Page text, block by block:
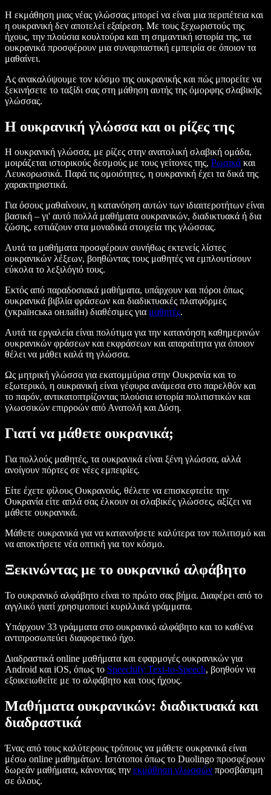
Η εκμάθηση μιας νέας γλώσσας μπορεί να είναι μια περιπέτεια και
η ουκρανική δεν αποτελεί εξαίρεση. Με τους ξεχωριστούς της
ήχους, την πλούσια κουλτούρα και τη σημαντική ιστορία της, τα
ουκρανικά προσφέρουν μια συναρπαστική εμπειρία σε όποιον τα
μαθαίνει.
Ας ανακαλύψουμε τον κόσμο της ουκρανικής και πώς μπορείτε να
ξεκινήσετε το ταξίδι σας στη μάθηση αυτής της όμορφης σλαβικής
γλώσσας.
Η ουκρανική γλώσσα και οι ρίζες της
Η ουκρανική γλώσσα, με ρίζες στην ανατολική σλαβική ομάδα,
μοιράζεται ιστορικούς δεσμούς με τους γείτονες της, Ρωσικά και
Λευκορωσικά. Παρά τις ομοιότητες, η ουκρανική έχει τα δικά της
χαρακτηριστικά.
Για όσους μαθαίνουν, η κατανόηση αυτών των ιδιαιτεροτήτων είναι
βασική – γι' αυτό πολλά μαθήματα ουκρανικών, διαδικτυακά ή δια
ζώσης, εστιάζουν στα μοναδικά στοιχεία της γλώσσας.
Αυτά τα μαθήματα προσφέρουν συνήθως εκτενείς λίστες
ουκρανικών λέξεων, βοηθώντας τους μαθητές να εμπλουτίσουν
εύκολα το λεξιλόγιό τους.
Εκτός από παραδοσιακά μαθήματα, υπάρχουν και πόροι όπως
ουκρανικά βιβλία φράσεων και διαδικτυακές πλατφόρμες
(українська онлайн) διαθέσιμες για μαθητές.
Αυτά τα εργαλεία είναι πολύτιμα για την κατανόηση καθημερινών
ουκρανικών φράσεων και εκφράσεων και απαραίτητα για όποιον
θέλει να μάθει καλά τη γλώσσα.
Ως μητρική γλώσσα για εκατομμύρια στην Ουκρανία και το
εξωτερικό, η ουκρανική είναι γέφυρα ανάμεσα στο παρελθόν και
το παρόν, αντικατοπτρίζοντας πλούσια ιστορία πολιτιστικών και
γλωσσικών επιρροών από Ανατολή και Δύση.
Γιατί να μάθετε ουκρανικά;
Για πολλούς μαθητές, τα ουκρανικά είναι ξένη γλώσσα, αλλά
ανοίγουν πόρτες σε νέες εμπειρίες.
Είτε έχετε φίλους Ουκρανούς, θέλετε να επισκεφτείτε την
Ουκρανία είτε απλά σας έλκουν οι σλαβικές γλώσσες, αξίζει να
μάθετε ουκρανικά.
Μάθετε ουκρανικά για να κατανοήσετε καλύτερα τον πολιτισμό και
να αποκτήσετε νέα οπτική για τον κόσμο.
Ξεκινώντας με το ουκρανικό αλφάβητο
Το ουκρανικό αλφάβητο είναι το πρώτο σας βήμα. Διαφέρει από το
αγγλικό γιατί χρησιμοποιεί κυριλλικά γράμματα.
Υπάρχουν 33 γράμματα στο ουκρανικό αλφάβητο και το καθένα
αντιπροσωπεύει διαφορετικό ήχο.
Διαδραστικά online μαθήματα και εφαρμογές ουκρανικών για
Android και iOS, όπως το Speechify Text-to-Speech, βοηθούν να
εξοικειωθείτε με το αλφάβητο και τους ήχους.
Μαθήματα ουκρανικών: διαδικτυακά και
διαδραστικά
Ένας από τους καλύτερους τρόπους να μάθετε ουκρανικά είναι
μέσω online μαθημάτων. Ιστότοποι όπως το Duolingo προσφέρουν
δωρεάν μαθήματα, κάνοντας την εκμάθηση γλωσσών προσβάσιμη
σε όλους.